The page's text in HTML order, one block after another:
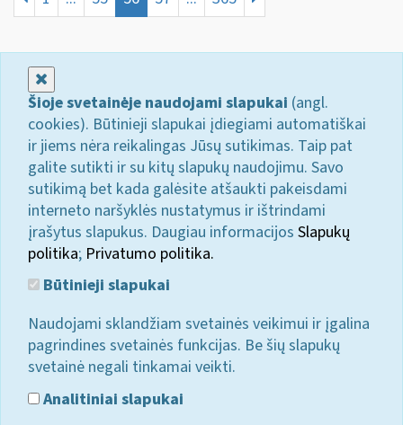
Šioje svetainėje naudojami slapukai (angl.
cookies). Būtinieji slapukai įdiegiami automatiškai
ir jiems nėra reikalingas Jūsų sutikimas. Taip pat
galite sutikti ir su kitų slapukų naudojimu. Savo
sutikimą bet kada galėsite atšaukti pakeisdami
interneto naršyklės nustatymus ir ištrindami
įrašytus slapukus. Daugiau informacijos Slapukų
politika; Privatumo politika.
Būtinieji slapukai
Naudojami sklandžiam svetainės veikimui ir įgalina
pagrindines svetainės funkcijas. Be šių slapukų
svetainė negali tinkamai veikti.
Analitiniai slapukai